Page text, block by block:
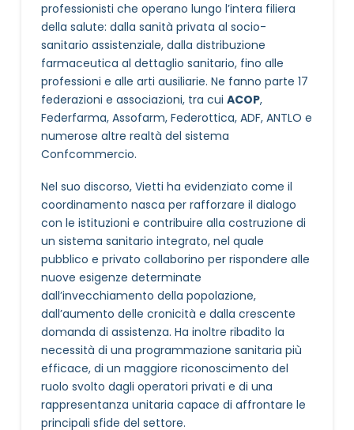
professionisti che operano lungo l’intera filiera
della salute: dalla sanità privata al socio-
sanitario assistenziale, dalla distribuzione
farmaceutica al dettaglio sanitario, fino alle
professioni e alle arti ausiliarie. Ne fanno parte 17
federazioni e associazioni, tra cui ACOP,
Federfarma, Assofarm, Federottica, ADF, ANTLO e
numerose altre realtà del sistema
Confcommercio.
Nel suo discorso, Vietti ha evidenziato come il
coordinamento nasca per rafforzare il dialogo
con le istituzioni e contribuire alla costruzione di
un sistema sanitario integrato, nel quale
pubblico e privato collaborino per rispondere alle
nuove esigenze determinate
dall’invecchiamento della popolazione,
dall’aumento delle cronicità e dalla crescente
domanda di assistenza. Ha inoltre ribadito la
necessità di una programmazione sanitaria più
efficace, di un maggiore riconoscimento del
ruolo svolto dagli operatori privati e di una
rappresentanza unitaria capace di affrontare le
principali sfide del settore.